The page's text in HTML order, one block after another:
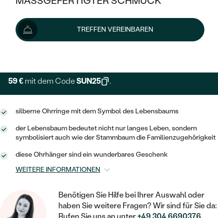
KLASSISCH
MEMOIRE
VINTAGE
AUSSERGEWÖHNLICHE
GEHÄMMERTE
VON HAND GRAVIERTE
MIT MEHREREN DIAMANTEN
HALO
VINTAGE
IM SET
AUSSERGEWÖHNLICH
DIAMANTEN ZUM EINFASSEN
AUSVERKAUF
WENN SCHMUCK HILFT
NACH TYP
OHRRINGE
RINGE
ANHÄNGER / KETTEN
ARMBÄNDER
HERRENSCHMUCK
PLATIN
OHRSTECKER
CREOLEN
MINIMALISTISCHE
OHRHÄNGER
HERZ
GOLD
SILBER
NACH STYL
SOLITÄR
ZUR GEBURT EINES KINDES
MINIMALISTISCH
AUSVERKAUF
GOLD
SILBER
NACH STYL
MEMOIRE
MINIMALISTISCHE
TREFFEN VEREINBAREN
79 €
Schmuck ist auf Lager. Wir liefern ihn innerhalb von 24
Stunden.
59 € mit dem CodeSUN25 .
silberne Ohrringe mit dem Symbol des Lebensbaums
der Lebensbaum bedeutet nicht nur langes Leben, sondern
symbolisiert auch wie der Stammbaum die Familienzugehörigkeit
diese Ohrhänger sind ein wunderbares Geschenk
WEITERE INFORMATIONEN
Benötigen Sie Hilfe bei Ihrer Auswahl oder
haben Sie weitere Fragen? Wir sind für Sie da: